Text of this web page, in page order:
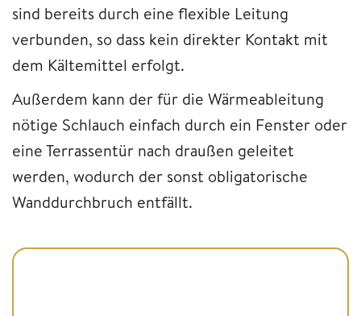
sind bereits durch eine flexible Leitung
verbunden, so dass kein direkter Kontakt mit
dem Kältemittel erfolgt.
Außerdem kann der für die Wärmeableitung
nötige Schlauch einfach durch ein Fenster oder
eine Terrassentür nach draußen geleitet
werden, wodurch der sonst obligatorische
Wanddurchbruch entfällt.